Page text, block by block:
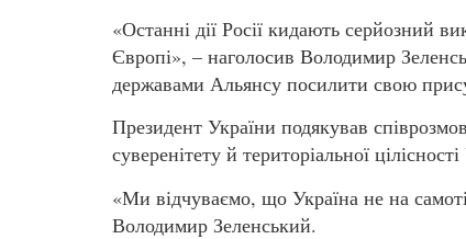
«Останні дії Росії кидають серйозний
Європі», – наголосив Володимир
державами Альянсу посилити свою
Президент України подякував
суверенітету й територіальної
«Ми відчуваємо, що Україна не на
Володимир Зеленський.